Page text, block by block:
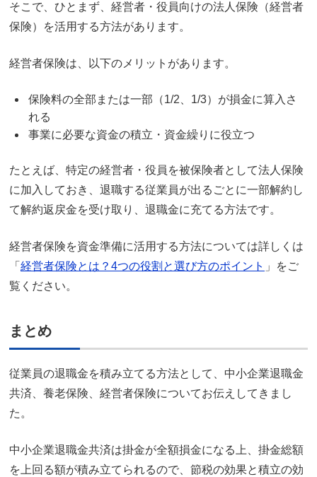
そこで、ひとまず、経営者・役員向けの法人保険（経営者
保険）を活用する方法があります。
経営者保険は、以下のメリットがあります。
保険料の全部または一部（1/2、1/3）が損金に算入さ
れる
事業に必要な資金の積立・資金繰りに役立つ
たとえば、特定の経営者・役員を被保険者として法人保険
に加入しておき、退職する従業員が出るごとに一部解約し
て解約返戻金を受け取り、退職金に充てる方法です。
経営者保険を資金準備に活用する方法については詳しくは
「 経営者保険とは？4つの役割と選び方のポイント 」をご
覧ください。
まとめ
従業員の退職金を積み立てる方法として、中小企業退職金
共済、養老保険、経営者保険についてお伝えしてきまし
た。
中小企業退職金共済は掛金が全額損金になる上、掛金総額
を上回る額が積み立てられるので、節税の効果と積立の効